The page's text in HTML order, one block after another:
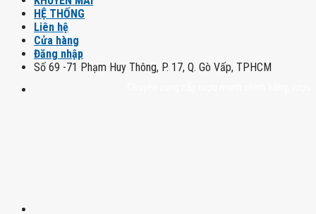
HỆ THỐNG
Liên hệ
Cửa hàng
Đăng nhập
Số 69 -71 Phạm Huy Thông, P. 17, Q. Gò Vấp, TPHCM